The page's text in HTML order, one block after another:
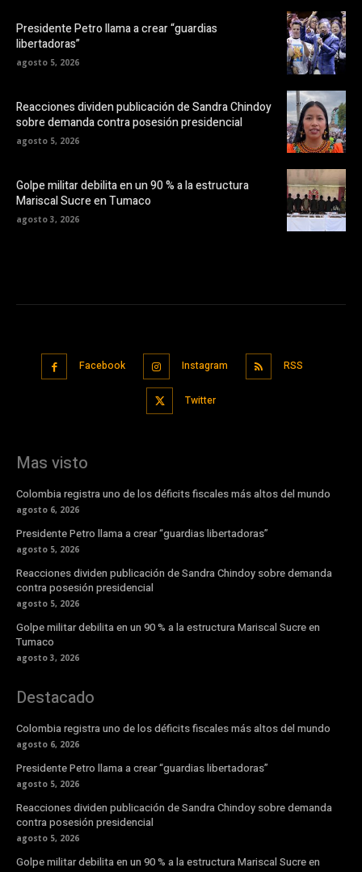
Presidente Petro llama a crear “guardias
libertadoras”
agosto 5, 2026
Reacciones dividen publicación de Sandra Chindoy
sobre demanda contra posesión presidencial
agosto 5, 2026
Golpe militar debilita en un 90 % a la estructura
Mariscal Sucre en Tumaco
agosto 3, 2026
Facebook Instagram RSS
Twitter
Mas visto
Colombia registra uno de los déficits fiscales más altos del mundo
agosto 6, 2026
Presidente Petro llama a crear “guardias libertadoras”
agosto 5, 2026
Reacciones dividen publicación de Sandra Chindoy sobre demanda
contra posesión presidencial
agosto 5, 2026
Golpe militar debilita en un 90 % a la estructura Mariscal Sucre en
Tumaco
agosto 3, 2026
Destacado
Colombia registra uno de los déficits fiscales más altos del mundo
agosto 6, 2026
Presidente Petro llama a crear “guardias libertadoras”
agosto 5, 2026
Reacciones dividen publicación de Sandra Chindoy sobre demanda
contra posesión presidencial
agosto 5, 2026
Golpe militar debilita en un 90 % a la estructura Mariscal Sucre en